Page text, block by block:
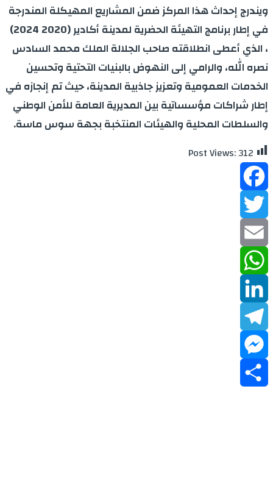
ويندرج إحداث هذا المركز ضمن المشاريع المهيكلة المندرجة
في إطار برنامج التهيئة الحضرية لمدينة أكادير (2020 2024)
، الذي أعطى انطلاقته صاحب الجلالة الملك محمد السادس
نصره الله، والرامي إلى النهوض بالبنيات التحتية وتحسين
الخدمات العمومية وتعزيز جاذبية المدينة، حيث تم إنجازه في
إطار شراكات مؤسساتية بين المديرية العامة للأمن الوطني
والسلطات المحلية والهيئات المنتخبة بجهة سوس ماسة.
Post Views:312
Facebook
Twitter
Email
WhatsApp
LinkedIn
Telegram
Messenger